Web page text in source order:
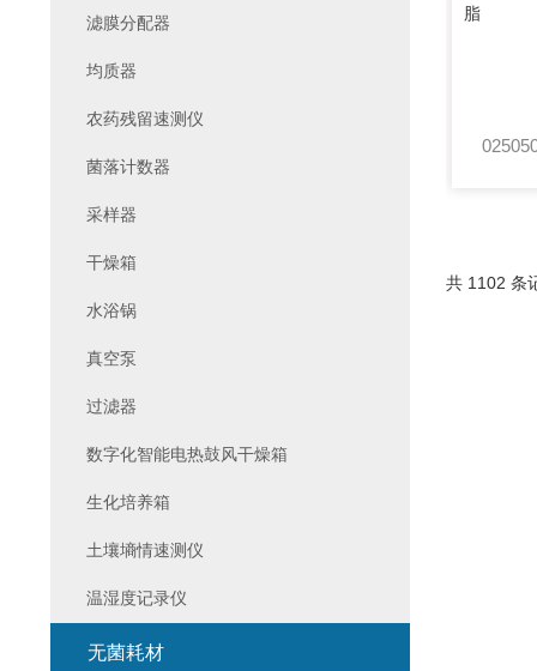
共 1102 条
滤膜分配器
均质器
农药残留速测仪
菌落计数器
采样器
干燥箱
水浴锅
真空泵
过滤器
数字化智能电热鼓风干燥箱
生化培养箱
土壤墒情速测仪
温湿度记录仪
无菌耗材